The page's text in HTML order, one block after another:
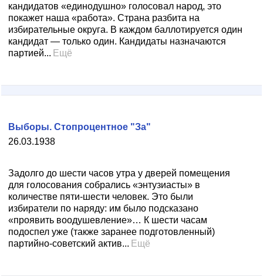
кандидатов «единодушно» голосовал народ, это
покажет наша «работа». Страна разбита на
избирательные округа. В каждом баллотируется один
кандидат — только один. Кандидаты назначаются
партией... Ещё
26.03.1938
Выборы. Стопроцентное "За"
Задолго до шести часов утра у дверей помещения
для голосования собрались «энтузиасты» в
количестве пяти-шести человек. Это были
избиратели по наряду: им было подсказано
«проявить воодушевление»… К шести часам
подоспел уже (также заранее подготовленный)
партийно-советский актив... Ещё